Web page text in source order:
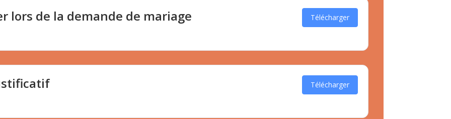
lors de la demande de mariage Télécharger
Télécharger